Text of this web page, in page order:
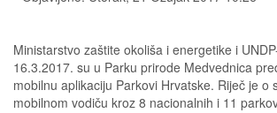
Ministarstvo zaštite okoliša i energetike i
16.3.2017. su u Parku prirode Medvednica
mobilnu aplikaciju Parkovi Hrvatske. Riječ je o
mobilnom vodiču kroz 8 nacionalnih i 11